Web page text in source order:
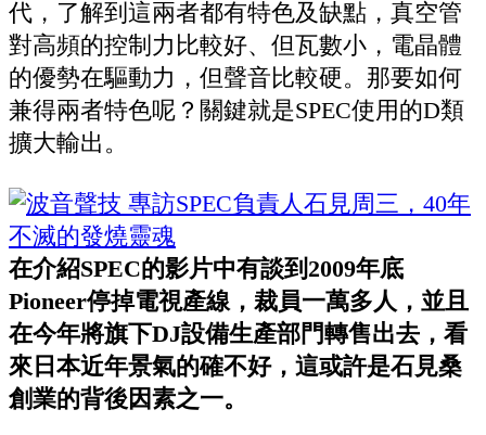
代，了解到這兩者都有特色及缺點，真空管
對高頻的控制力比較好、但瓦數小，電晶體
的優勢在驅動力，但聲音比較硬。那要如何
兼得兩者特色呢？關鍵就是SPEC使用的D類
擴大輸出。
在介紹SPEC的影片中有談到2009年底
Pioneer停掉電視產線，裁員一萬多人，並且
在今年將旗下DJ設備生產部門轉售出去，看
來日本近年景氣的確不好，這或許是石見桑
創業的背後因素之一。